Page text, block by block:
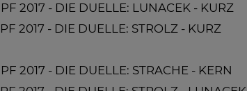
2017 - DIE DUELLE: LUNACEK - KURZ
2017 - DIE DUELLE: STROLZ - KURZ
2017 - DIE DUELLE: STRACHE - KERN